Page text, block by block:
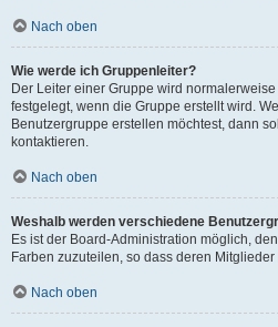
Nach oben
Wie werde ich Gruppenleiter?
Der Leiter einer Gruppe wird
festgelegt, wenn die Gruppe erstellt wird.
Benutzergruppe erstellen möchtest, dann
kontaktieren.
Nach oben
Weshalb werden verschiedene
Es ist der Board-Administration möglich,
Farben zuzuteilen, so dass deren
Nach oben